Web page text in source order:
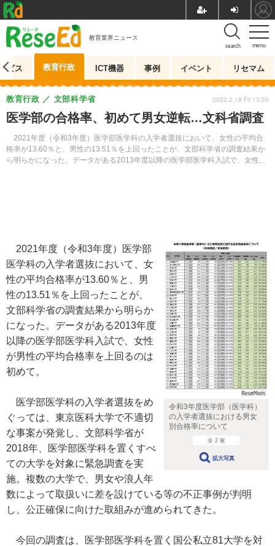
menu
search
教育業界ニュース
ビス 教育行政 ICT機器 事例 イベント リセマム
医学部の合格率、初めて男女逆転…文科省調査
2021年度（令和3年度）医学部医学科の入学者選抜において、女性の平均合
格率が13.60％と、男性の13.51％を上回ったことが、文部科学省の調査結果か
ら明らかになった。データがある2013年度以降の医学部医学科入試で、女性が
教育行政 文部科学省 2022.2.18 Fri 13:50
令和3年度医学部（医学科）
の入学者選抜における男女
別合格率について
全 2 枚
拡大写真
2021年度（令和3年度）医学部
医学科の入学者選抜において、女
性の平均合格率が13.60％と、男
性の13.51％を上回ったことが、
文部科学省の調査結果から明らか
になった。データがある2013年度
以降の医学部医学科入試で、女性
が男性の平均合格率を上回るのは
初めて。
医学部医学科の入学者選抜をめ
ぐっては、東京医科大学で不適切
な事案が発覚し、文部科学省が
2018年、医学部医学科を置くすべ
ての大学を対象に緊急調査を実
施。複数の大学で、男女や浪人年
数によって取扱いに差を設けている等の不正事例が判明
し、公正確保に向けた取組みが進められてきた。
今回の調査は、医学部医学科を置く国公私立81大学を対